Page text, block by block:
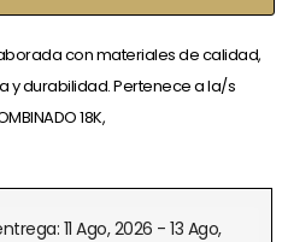
con materiales de calidad,
durabilidad. Pertenece a la/s
18K,
11 Ago, 2026 - 13 Ago,